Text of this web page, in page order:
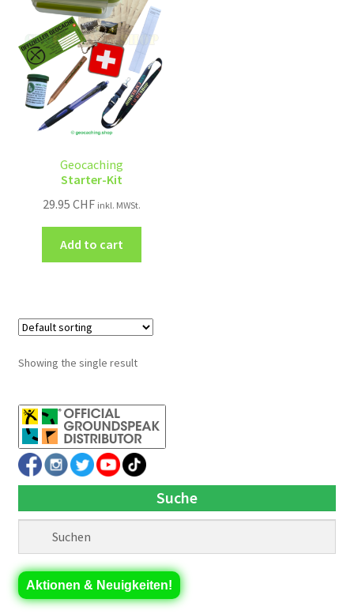
Geocaching
Starter-Kit
29.95CHF inkl. MWSt.
Add to cart
Showing the single result
Suche
Aktionen & Neuigkeiten!